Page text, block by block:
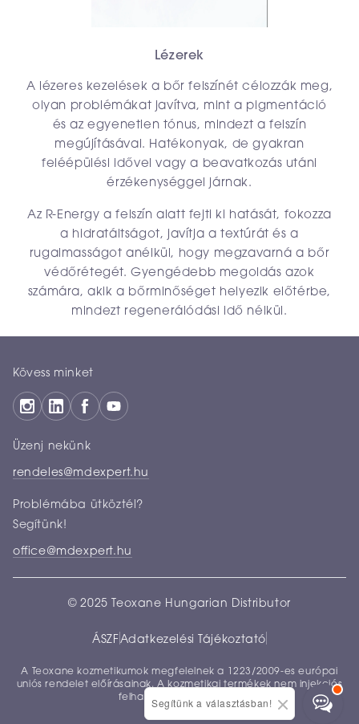
Lézerek
A lézeres kezelések a bőr felszínét célozzák meg,
olyan problémákat javítva, mint a pigmentáció
és az egyenetlen tónus, mindezt a felszín
megújításával. Hatékonyak, de gyakran
feléépülési idővel vagy a beavatkozás utáni
érzékenységgel járnak.
Az R-Energy a felszín alatt fejti ki hatását, fokozza
a hidratáltságot, javítja a textúrát és a
rugalmasságot anélkül, hogy megzavarná a bőr
védőrétegét. Gyengédebb megoldás azok
számára, akik a bőrminőséget helyezik előtérbe,
mindezt regenerálódási idő nélkül.
Kövess minket
Üzenj nekünk
rendeles@mdexpert.hu
Problémába ütköztél?
Segítünk!
office@mdexpert.hu
© 2025 Teoxane Hungarian Distributor
ÁSZFAdatkezelési Tájékoztató
A Teoxane kozmetikumok megfelelnek a 1223/2009-es európai
uniós rendelet előírásainak. A kozmetikai termékek nem injekciós
felhasználásra készültek.
Segítünk a választásban!